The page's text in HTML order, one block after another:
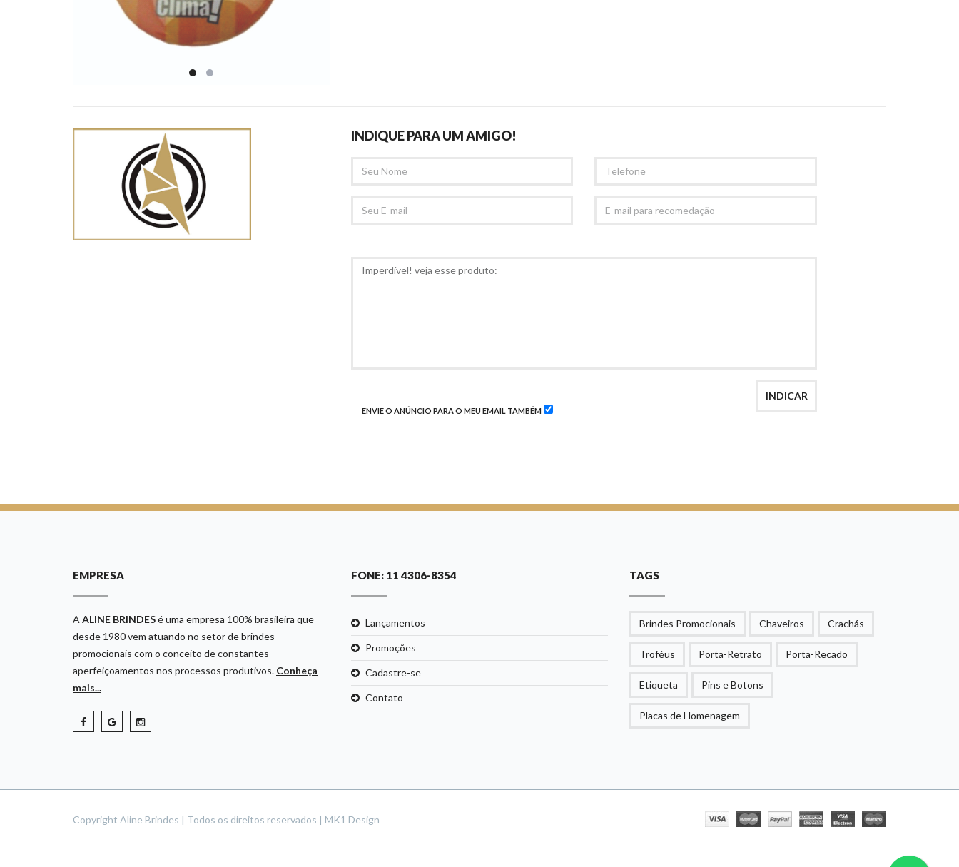
INDIQUE PARA UM AMIGO!
NOME
EMAIL
MAIL
ENVIE O ANÚNCIO PARA O MEU EMAIL TAMBÉM
INDICAR
EMPRESA
A ALINE BRINDESé uma empresa 100% brasileira que
desde 1980 vem atuando no setor de brindes
promocionais com o conceito de constantes
aperfeiçoamentos nos processos produtivos. Conheça
mais...
FONE: 11 4306-8354
Lançamentos
Promoções
Cadastre-se
Contato
TAGS
Brindes Promocionais Chaveiros Crachás
Troféus Porta-Retrato Porta-Recado
Etiqueta Pins e Botons
Placas de Homenagem
Copyright Aline Brindes | Todos os direitos reservados | MK1 Design